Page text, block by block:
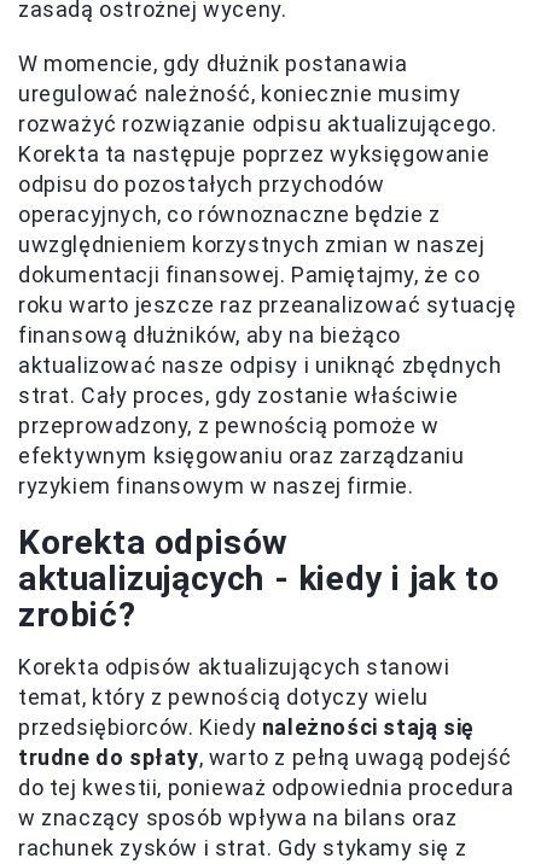
zasadą ostrożnej wyceny.
W momencie, gdy dłużnik postanawia
uregulować należność, koniecznie musimy
rozważyć rozwiązanie odpisu aktualizującego.
Korekta ta następuje poprzez wyksięgowanie
odpisu do pozostałych przychodów
operacyjnych, co równoznaczne będzie z
uwzględnieniem korzystnych zmian w naszej
dokumentacji finansowej. Pamiętajmy, że co
roku warto jeszcze raz przeanalizować sytuację
finansową dłużników, aby na bieżąco
aktualizować nasze odpisy i uniknąć zbędnych
strat. Cały proces, gdy zostanie właściwie
przeprowadzony, z pewnością pomoże w
efektywnym księgowaniu oraz zarządzaniu
ryzykiem finansowym w naszej firmie.
Korekta odpisów
aktualizujących - kiedy i jak to
zrobić?
Korekta odpisów aktualizujących stanowi
temat, który z pewnością dotyczy wielu
przedsiębiorców. Kiedy należności stają się
trudne do spłaty, warto z pełną uwagą podejść
do tej kwestii, ponieważ odpowiednia procedura
w znaczący sposób wpływa na bilans oraz
rachunek zysków i strat. Gdy stykamy się z